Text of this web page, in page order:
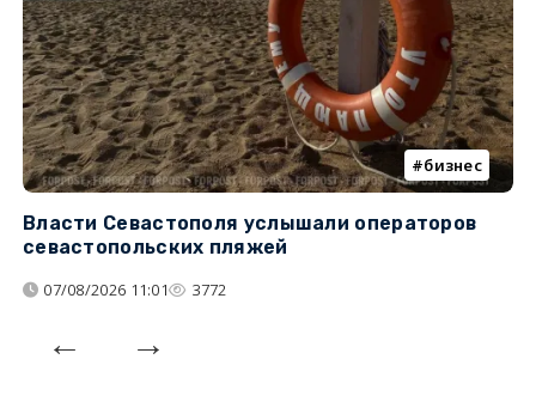
бизнес
Власти Севастополя услышали операторов
севастопольских пляжей
07/08/2026 11:01 3772